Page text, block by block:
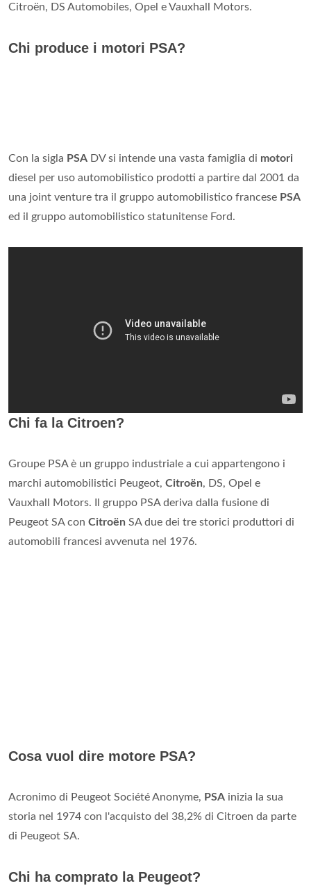
Citroën, DS Automobiles, Opel e Vauxhall Motors.
Chi produce i motori PSA?
Con la sigla PSA DV si intende una vasta famiglia di motori
diesel per uso automobilistico prodotti a partire dal 2001 da
una joint venture tra il gruppo automobilistico francese PSA
ed il gruppo automobilistico statunitense Ford.
Chi fa la Citroen?
Groupe PSA è un gruppo industriale a cui appartengono i
marchi automobilistici Peugeot, Citroën, DS, Opel e
Vauxhall Motors. Il gruppo PSA deriva dalla fusione di
Peugeot SA con Citroën SA due dei tre storici produttori di
automobili francesi avvenuta nel 1976.
Cosa vuol dire motore PSA?
Acronimo di Peugeot Société Anonyme, PSA inizia la sua
storia nel 1974 con l'acquisto del 38,2% di Citroen da parte
di Peugeot SA.
Chi ha comprato la Peugeot?